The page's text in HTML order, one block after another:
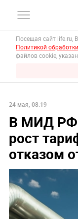
Посещая сайт life.ru,
Политикой
файлов cookie,
24 мая, 08:19
В МИД РФ
рост
отказом